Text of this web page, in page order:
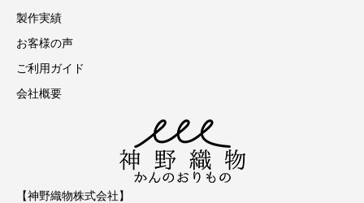
製作実績
お客様の声
ご利用ガイド
会社概要
【神野織物株式会社】